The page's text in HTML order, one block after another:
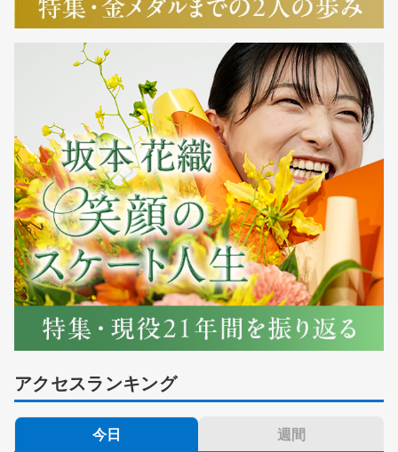
アクセスランキング
今日 週間